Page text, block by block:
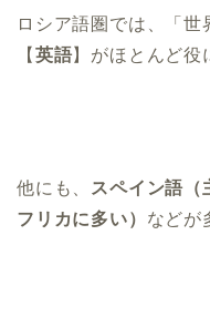
ロシア語圏では、「世
【 英語】がほとんど役
他にも、 スペイン語（
フリカに多い） などが